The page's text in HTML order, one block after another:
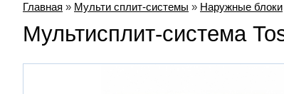
Главная » Мульти сплит-системы » Наружные блоки
Мультисплит-система